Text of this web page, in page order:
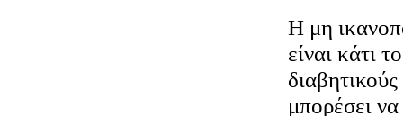
Η μη
είναι κάτι
μπορέσει